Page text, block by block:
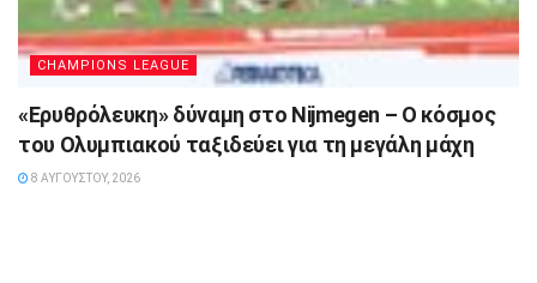
CHAMPIONS LEAGUE
«Ερυθρόλευκη» δύναμη στο Nijmegen – Ο κόσμος
του Ολυμπιακού ταξιδεύει για τη μεγάλη μάχη
8 ΑΥΓΟΎΣΤΟΥ, 2026